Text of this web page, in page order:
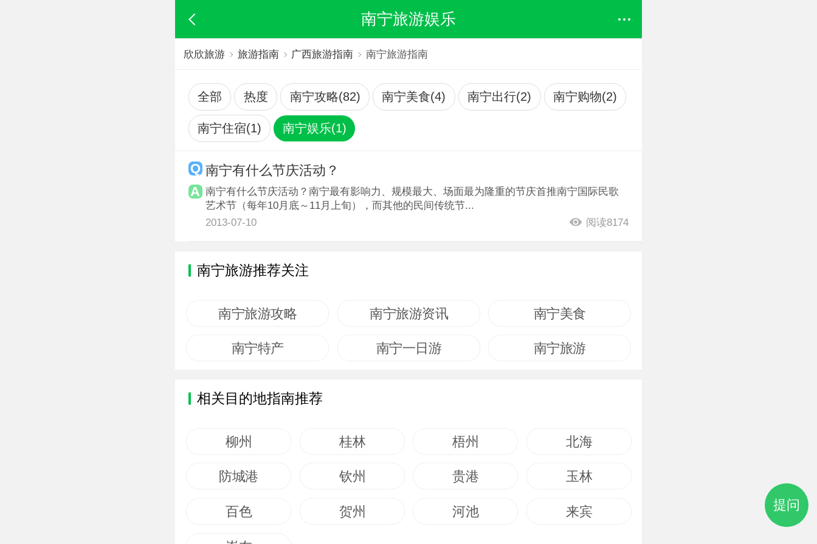
南宁旅游娱乐
欣欣旅游 旅游指南 广西旅游指南 南宁旅游指南
全部 热度 南宁攻略(82) 南宁美食(4) 南宁出行(2) 南宁购物(2)
南宁住宿(1) 南宁娱乐(1)
南宁有什么节庆活动？
南宁有什么节庆活动？南宁最有影响力、规模最大、场面最为隆重的节庆首推南宁国际民歌
艺术节（每年10月底～11月上旬），而其他的民间传统节...
2013-07-10
阅读8174
南宁旅游推荐关注
南宁旅游攻略 南宁旅游资讯 南宁美食
南宁特产 南宁一日游 南宁旅游
相关目的地指南推荐
柳州 桂林 梧州 北海
防城港 钦州 贵港 玉林
百色 贺州 河池 来宾 提问